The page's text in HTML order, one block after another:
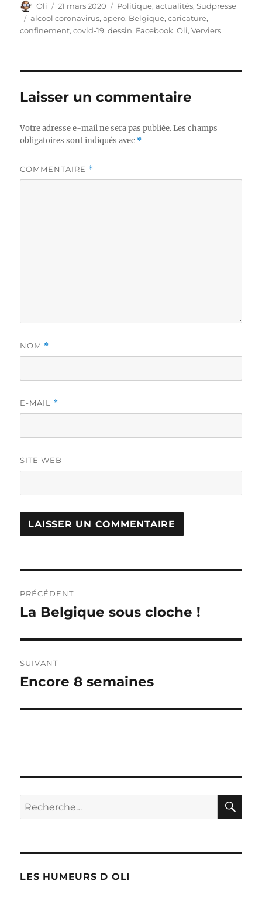
Auteur
Oli
Publié
le
21 mars 2020 Catégories
Politique, actualités,Sudpresse
Étiquettes
alcool coronavirus,apero, Belgique,caricature,
confinement,covid-19,dessin, Facebook,Oli,Verviers
Laisser un commentaire
Votre adresse e-mail ne sera pas publiée. Les champs
obligatoires sont indiqués avec *
COMMENTAIRE *
NOM *
E-MAIL *
SITE WEB
de
PRÉCÉDENT
Publication
La Belgique sous cloche !
SUIVANT
Publication
Encore 8 semaines
Recherche
pour :
LES HUMEURS D OLI